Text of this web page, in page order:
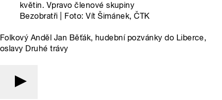
květin. Vpravo členové skupiny
Bezobratři | Foto: Vít Šimánek, ČTK
Folkový Anděl Jan Běťák, hudební pozvánky do Liberce,
oslavy Druhé trávy